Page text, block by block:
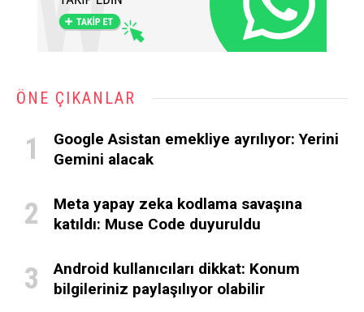
ÖNE ÇIKANLAR
Google Asistan emekliye ayrılıyor: Yerini
Gemini alacak
Meta yapay zeka kodlama savaşına
katıldı: Muse Code duyuruldu
Android kullanıcıları dikkat: Konum
bilgileriniz paylaşılıyor olabilir